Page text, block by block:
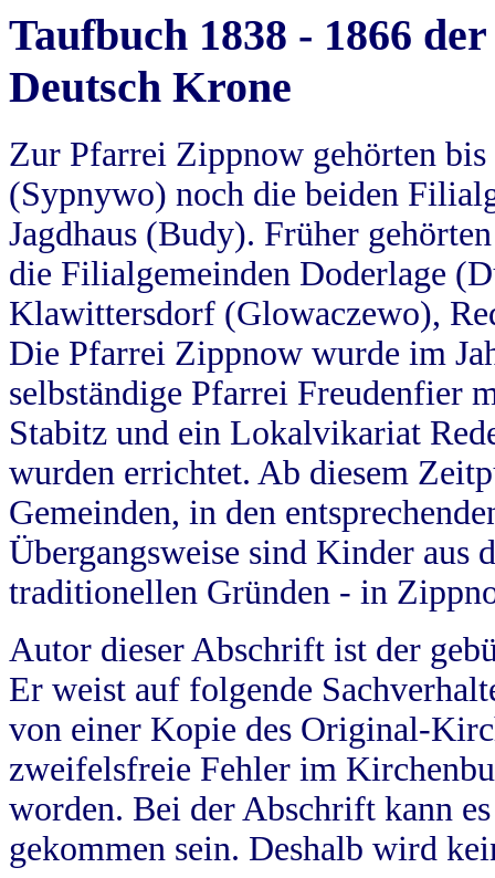
Taufbuch 1838 - 1866
Deutsch Krone
Zur Pfarrei Zippnow gehörten
(Sypnywo) noch die beiden
Jagdhaus (Budy). Früher
die Filialgemeinden Doderlage
Klawittersdorf (Glowaczewo),
Die Pfarrei Zippnow wurde im
selbständige Pfarrei Freudenfier
Stabitz und ein Lokalvikariat
wurden errichtet. Ab diesem
Gemeinden, in den
Übergangsweise sind Kinder aus
traditionellen Gründen - in
Autor dieser Abschrift ist der
Er weist auf folgende
von einer Kopie des Original-
zweifelsfreie Fehler im
worden. Bei der Abschrift kann
gekommen sein. Deshalb wird